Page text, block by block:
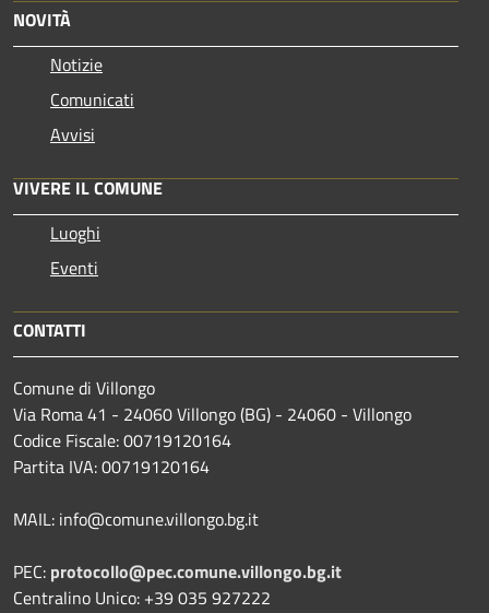
NOVITÀ
Notizie
Comunicati
Avvisi
VIVERE IL COMUNE
Luoghi
Eventi
CONTATTI
Comune di Villongo
Via Roma 41 - 24060 Villongo (BG) - 24060 - Villongo
Codice Fiscale: 00719120164
Partita IVA: 00719120164
MAIL: info@comune.villongo.bg.it
PEC: protocollo@pec.comune.villongo.bg.it
Centralino Unico: +39 035 927222